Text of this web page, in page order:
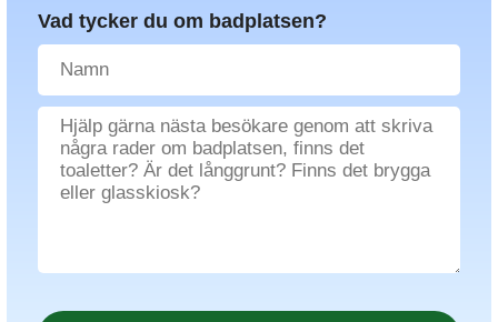
Vad tycker du om badplatsen?